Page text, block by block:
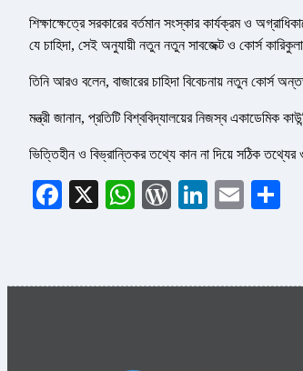
শিক্ষাক্ষেত্রে সরকারের বর্তমান সংস্কার কার্যক্রম ও
যে চাহিদা, সেই অনুযায়ী নতুন নতুন সাবজেক্ট ও কোর্স
তিনি আরও বলেন, বাজারের চাহিদা বিবেচনায় নতুন কোর্স
মন্ত্রী জানান, প্রতিটি বিশ্ববিদ্যালয়ের নিজস্ব একাডেমিক
ভিত্তিহীন ও বিভ্রান্তিকর তথ্যে কান না দিয়ে সঠিক তথ্যের
Facebook
X WhatsApp
WordPress
LinkedIn
Email